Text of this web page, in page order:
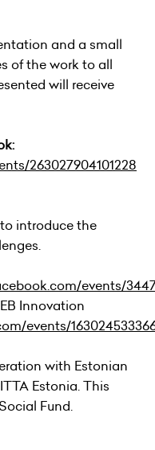
and a small
of the work to all
will receive
263027904101228
introduce the
events/
Innovation
events/
with Estonian
Estonia. This
Fund.